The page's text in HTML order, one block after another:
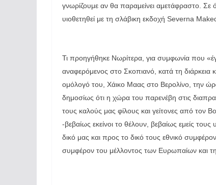
γνωρίζουμε αν θα παραμείνει αμετάφραστο.
υιοθετηθεί με τη σλάβικη εκδοχή Severna
Τι προηγήθηκε Νωρίτερα, για συμφωνία που
αναφερόμενος στο Σκοπιανό, κατά τη
ομόλογό του, Χάικο Μαας στο Βερολίνο, την
δημοσίως ότι η χώρα του παρενέβη στις
τους καλούς μας φίλους και γείτονες από τον
-βεβαίως εκείνοι το θέλουν, βεβαίως εμείς
δικό μας και προς το δικό τους εθνικό
συμφέρον του μέλλοντος των Ευρωπαίων και